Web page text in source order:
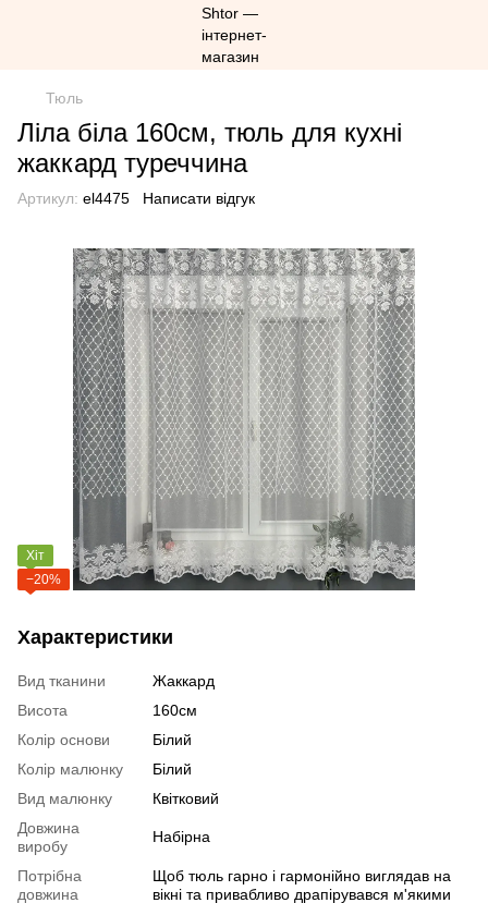
Тюль
Ліла біла 160см, тюль для кухні
жаккард туреччина
Артикул: el4475 Написати відгук
Хіт
−20%
Характеристики
Вид тканини
Жаккард
Висота
160см
Колір основи
Білий
Колір малюнку
Білий
Вид малюнку
Квітковий
Довжина
виробу
Набірна
Потрібна
довжина
Щоб тюль гарно і гармонійно виглядав на
вікні та привабливо драпірувався м'якими